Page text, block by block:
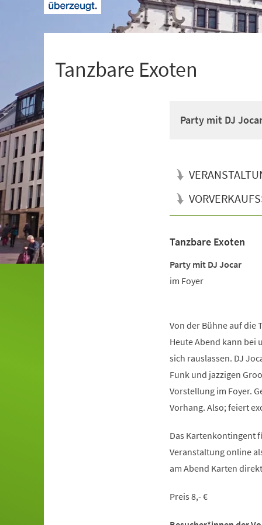
Tanzbare Exoten
Party mit DJ
Tanzbare Exoten
Party mit DJ Jocar
im Foyer
Von der Bühne auf die
Heute Abend kann bei
sich rauslassen. DJ
Funk und jazzigen
Vorstellung im Foyer.
Vorhang. Also; feiert
Das Kartenkontingent
Veranstaltung online
am Abend Karten
Preis 8,- €